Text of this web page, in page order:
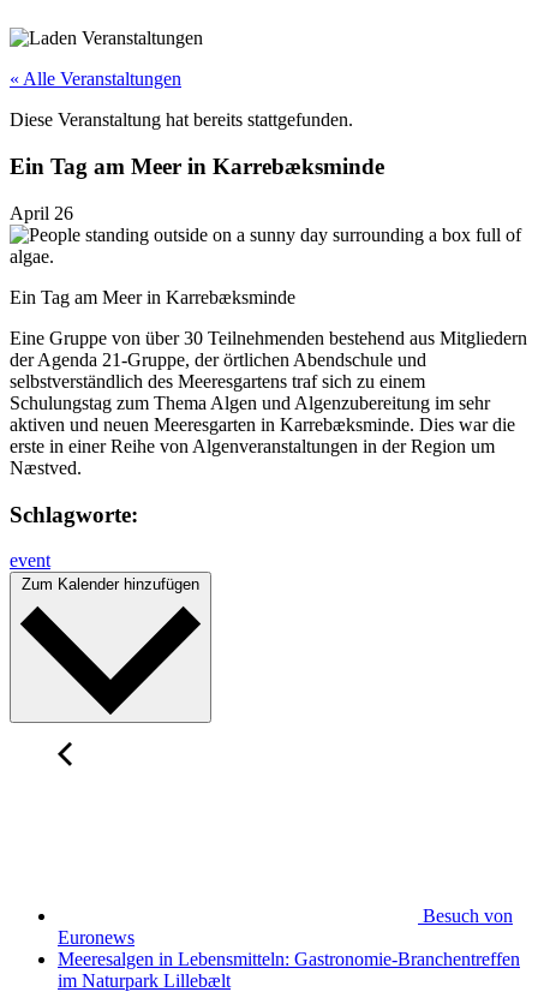
« Alle Veranstaltungen
Diese Veranstaltung hat bereits stattgefunden.
Ein Tag am Meer in Karrebæksminde
April 26
Ein Tag am Meer in Karrebæksminde
Eine Gruppe von über 30 Teilnehmenden bestehend aus Mitgliedern
der Agenda 21-Gruppe, der örtlichen Abendschule und
selbstverständlich des Meeresgartens traf sich zu einem
Schulungstag zum Thema Algen und Algenzubereitung im sehr
aktiven und neuen Meeresgarten in Karrebæksminde. Dies war die
erste in einer Reihe von Algenveranstaltungen in der Region um
Næstved.
Schlagworte:
event
Besuch von
Euronews
Meeresalgen in Lebensmitteln: Gastronomie-Branchentreffen
im Naturpark Lillebælt